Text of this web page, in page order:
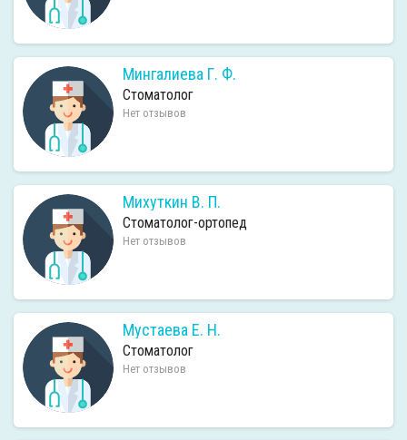
Мингалиева Г. Ф.
Стоматолог
Нет отзывов
Михуткин В. П.
Стоматолог-ортопед
Нет отзывов
Мустаева Е. Н.
Стоматолог
Нет отзывов